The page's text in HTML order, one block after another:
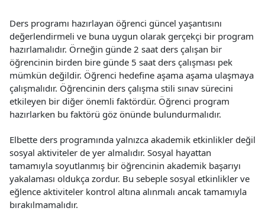
Ders programı hazırlayan öğrenci güncel yaşantısını
değerlendirmeli ve buna uygun olarak gerçekçi bir program
hazırlamalıdır. Örneğin günde 2 saat ders çalışan bir
öğrencinin birden bire günde 5 saat ders çalışması pek
mümkün değildir. Öğrenci hedefine aşama aşama ulaşmaya
çalışmalıdır. Öğrencinin ders çalışma stili sınav sürecini
etkileyen bir diğer önemli faktördür. Öğrenci program
hazırlarken bu faktörü göz önünde bulundurmalıdır.
Elbette ders programında yalnızca akademik etkinlikler değil
sosyal aktiviteler de yer almalıdır. Sosyal hayattan
tamamıyla soyutlanmış bir öğrencinin akademik başarıyı
yakalaması oldukça zordur. Bu sebeple sosyal etkinlikler ve
eğlence aktiviteler kontrol altına alınmalı ancak tamamıyla
bırakılmamalıdır.